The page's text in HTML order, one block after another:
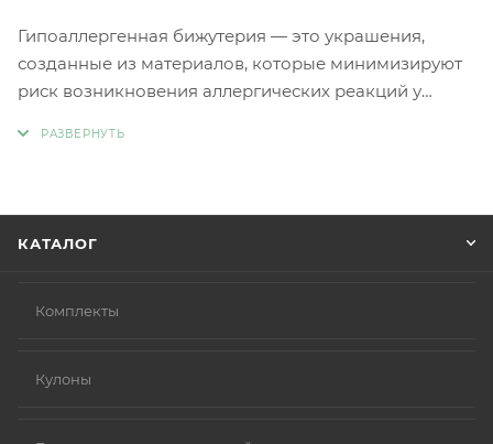
Гипоаллергенная бижутерия — это украшения,
созданные из материалов, которые минимизируют
риск возникновения аллергических реакций у
гипоаллергенной бижутерии используются
Нержавеющая сталь.
в сплаве может вызывать реакцию).
КАТАЛОГ
Комплекты
Кулоны